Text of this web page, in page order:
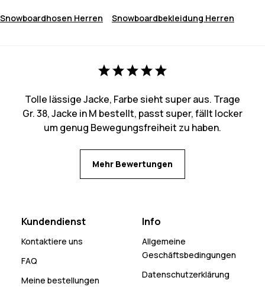
Snowboardhosen Herren Snowboardbekleidung Herren
Tolle lässige Jacke, Farbe sieht super aus. Trage
Gr. 38, Jacke in M bestellt, passt super, fällt locker
um genug Bewegungsfreiheit zu haben.
Mehr Bewertungen
Kundendienst
Kontaktiere uns
FAQ
Meine bestellungen
Info
Allgemeine
Geschäftsbedingungen
Datenschutzerklärung